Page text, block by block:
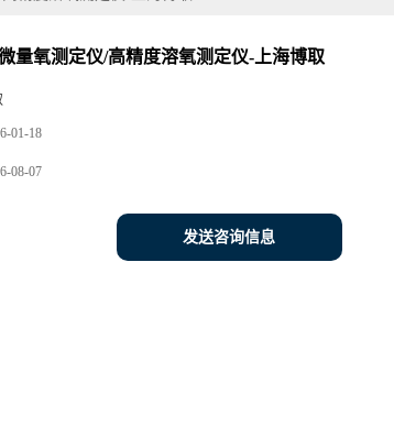
量氧测定仪/高精度溶氧测定仪-上海博取
01-18
08-07
发送咨询信息